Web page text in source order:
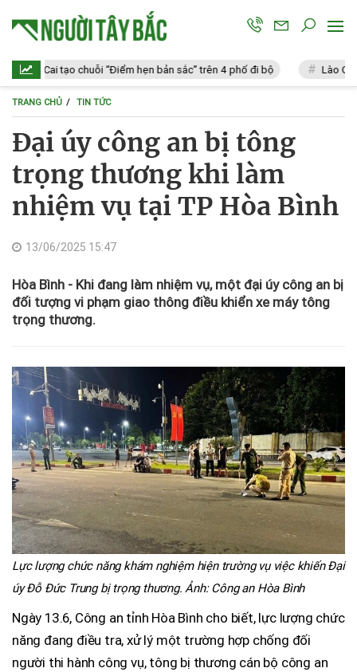
Cai tạo chuỗi “Điểm hẹn bản sắc” trên 4 phố đi bộ Lào Cai: Vi
TRANG CHỦ TIN TỨC
Đại úy công an bị tông
trọng thương khi làm
nhiệm vụ tại TP Hòa Bình
13/06/2025 15:47
Hòa Bình - Khi đang làm nhiệm vụ, một đại úy công an bị
đối tượng vi phạm giao thông điều khiển xe máy tông
trọng thương.
Lực lượng chức năng khám nghiệm hiện trường vụ việc khiến Đại
úy Đỗ Đức Trung bị trọng thương. Ảnh: Công an Hòa Bình
Ngày 13.6, Công an tỉnh Hòa Bình cho biết, lực lượng chức
năng đang điều tra, xử lý một trường hợp chống đối
người thi hành công vụ, tông bị thương cán bộ công an